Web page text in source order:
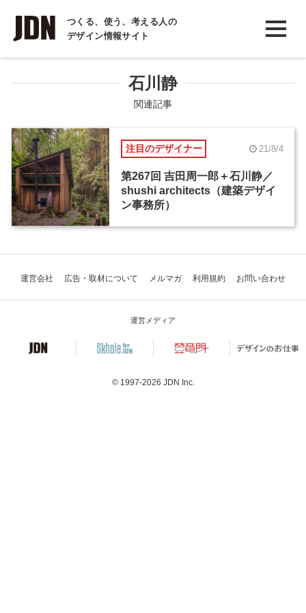
つくる、使う、考える人の
デザイン情報サイト
INTERVIEW
インタビュー
COLUMN
コラム
石川静
関連記事
注目のデザイナー 21/8/4
第267回 吉田周一郎＋石川静／
shushi architects（建築デザイ
ン事務所）
運営会社 広告・取材について メルマガ 利用規約 お問い合わせ
運営メディア
© 1997-2026 JDN Inc.